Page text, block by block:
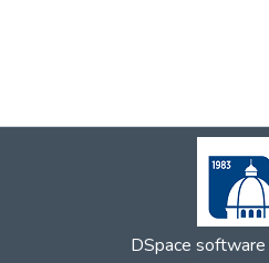
DSpace software